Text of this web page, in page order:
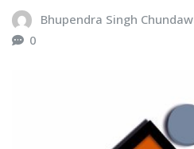
Bhupendra Singh
0